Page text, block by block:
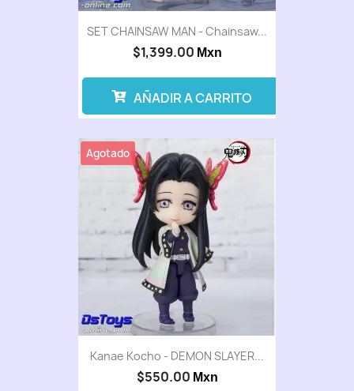
SET CHAINSAW MAN - Chainsaw...
$1,399.00 Mxn
AÑADIR A CARRITO
Kanae Kocho - DEMON SLAYER...
$550.00 Mxn
Agotado